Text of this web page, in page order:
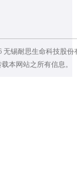
无锡耐思生命科技股份
本网站之所有信息。